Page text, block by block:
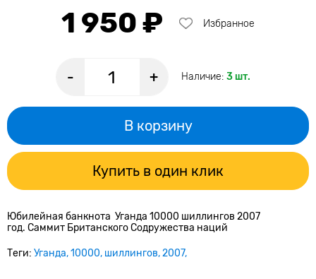
1 950 ₽ Избранное
- + Наличие: 3 шт.
В корзину
Купить в один клик
Юбилейная банкнота Уганда 10000 шиллингов 2007
год. Саммит Британского Содружества наций
Теги: Уганда 10000 шиллингов 2007